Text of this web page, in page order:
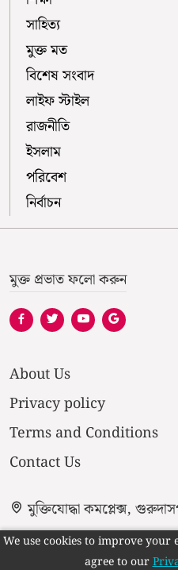
সাহিত্য
মুক্ত মত
বিশেষ সংবাদ
লাইফ স্টাইল
রাজনীতি
ইসলাম
পরিবেশ
নির্বাচন
মুক্ত প্রভাত ফলো করুন
About Us
Privacy policy
Terms and Conditions
Contact Us
মুক্তিযোদ্ধা কমপ্লেক্স,
We use cookies to improve your
agree to our